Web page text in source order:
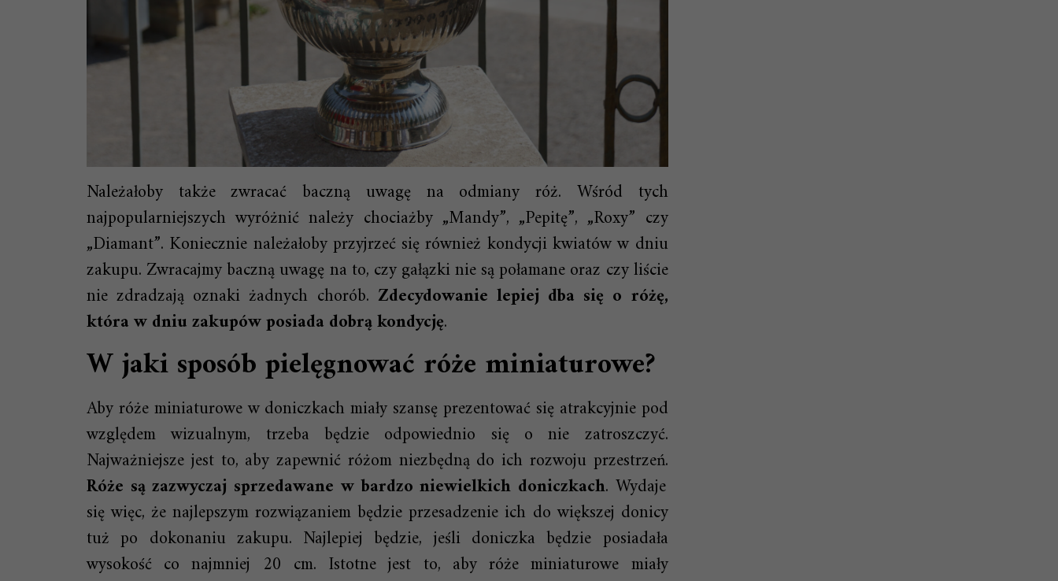
Należałoby także zwracać baczną uwagę na odmiany róż. Wśród tych
najpopularniejszych wyróżnić należy chociażby „Mandy”, „Pepitę”, „Roxy” czy
„Diamant”. Koniecznie należałoby przyjrzeć się również kondycji kwiatów w dniu
zakupu. Zwracajmy baczną uwagę na to, czy gałązki nie są połamane oraz czy liście
nie zdradzają oznaki żadnych chorób. Zdecydowanie lepiej dba się o różę,
która w dniu zakupów posiada dobrą kondycję.
W jaki sposób pielęgnować róże miniaturowe?
Aby róże miniaturowe w doniczkach miały szansę prezentować się atrakcyjnie pod
względem wizualnym, trzeba będzie odpowiednio się o nie zatroszczyć.
Najważniejsze jest to, aby zapewnić różom niezbędną do ich rozwoju przestrzeń.
Róże są zazwyczaj sprzedawane w bardzo niewielkich doniczkach. Wydaje
się więc, że najlepszym rozwiązaniem będzie przesadzenie ich do większej donicy
tuż po dokonaniu zakupu. Najlepiej będzie, jeśli doniczka będzie posiadała
wysokość co najmniej 20 cm. Istotne jest to, aby róże miniaturowe miały